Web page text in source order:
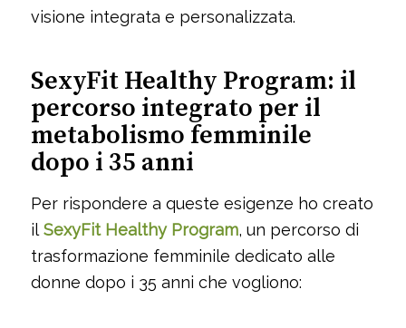
visione integrata e personalizzata.
SexyFit Healthy Program: il
percorso integrato per il
metabolismo femminile
dopo i 35 anni
Per rispondere a queste esigenze ho creato
ilSexyFit Healthy Program, un percorso di
trasformazione femminile dedicato alle
donne dopo i 35 anni che vogliono: